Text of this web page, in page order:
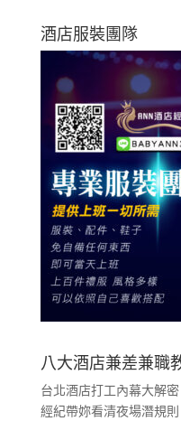
酒店服裝團隊
八大酒店兼差兼職
台北酒店打工內幕大解
經紀帶妳看清夜場潛規